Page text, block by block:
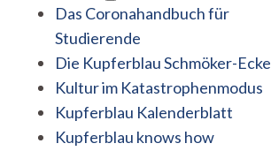
Das Coronahandbuch für
Studierende
Die Kupferblau Schmöker-Ecke
Kultur im Katastrophenmodus
Kupferblau Kalenderblatt
Kupferblau knows how